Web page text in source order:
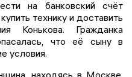
на банковский счёт
технику и доставить
Конькова. Гражданка
что её сыну в
условия.